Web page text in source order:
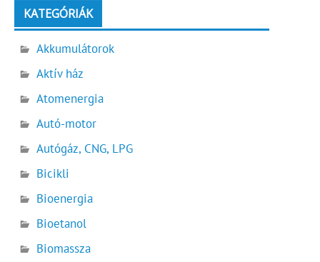
KATEGÓRIÁK
Akkumulátorok
Aktív ház
Atomenergia
Autó-motor
Autógáz, CNG, LPG
Bicikli
Bioenergia
Bioetanol
Biomassza